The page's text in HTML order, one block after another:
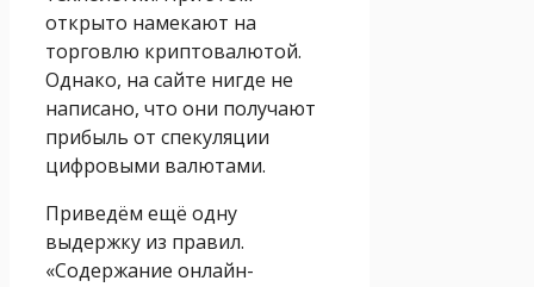
открыто намекают на
торговлю криптовалютой.
Однако, на сайте нигде не
написано, что они получают
прибыль от спекуляции
цифровыми валютами.
Приведём ещё одну
выдержку из правил.
«Содержание онлайн-